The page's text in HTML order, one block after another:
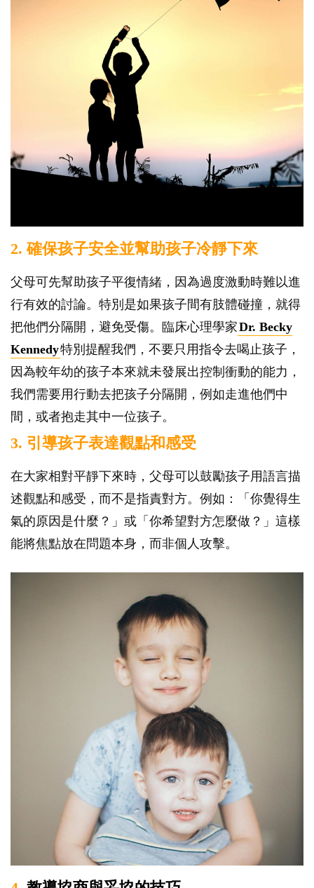
2. 確保孩子安全並幫助孩子冷靜下來
父母可先幫助孩子平復情緒，因為過度激動時難以進
行有效的討論。特別是如果孩子間有肢體碰撞，就得
把他們分隔開，避免受傷。臨床心理學家Dr. Becky
Kennedy特別提醒我們，不要只用指令去喝止孩子，
因為較年幼的孩子本來就未發展出控制衝動的能力，
我們需要用行動去把孩子分隔開，例如走進他們中
間，或者抱走其中一位孩子。
3. 引導孩子表達觀點和感受
在大家相對平靜下來時，父母可以鼓勵孩子用語言描
述觀點和感受，而不是指責對方。例如：「你覺得生
氣的原因是什麼？」或「你希望對方怎麼做？」這樣
能將焦點放在問題本身，而非個人攻擊。